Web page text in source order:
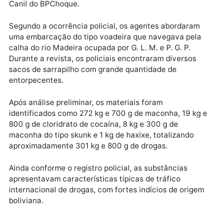
patrulhamento fluvial realizado pela Polícia Militar ,
Batalhão de Polícia de Fronteira e Divisas (BPFRON),
dentro da Operação Protetor das Divisas e
Também participaram da ação equipes da Polícia
Federal, Polícia Rodoviária Federal, 10º BPM, 4º
Canil do BPChoque.
Segundo a ocorrência policial, os agentes
uma embarcação do tipo voadeira que navegava
calha do rio Madeira ocupada por G. L. M. e P. G. P.
Durante a revista, os policiais encontraram diversos
sacos de sarrapilho com grande quantidade de
entorpecentes.
Após análise preliminar, os materiais foram
identificados como 272 kg e 700 g de maconha, 19